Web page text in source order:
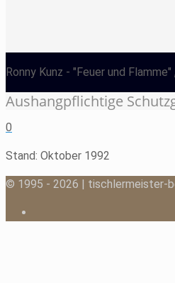
Ronny Kunz - "Feuer und Flamme"
Aushangpflichtige
0
Stand: Oktober 1992
© 1995 - 2026 | tischlermeister-